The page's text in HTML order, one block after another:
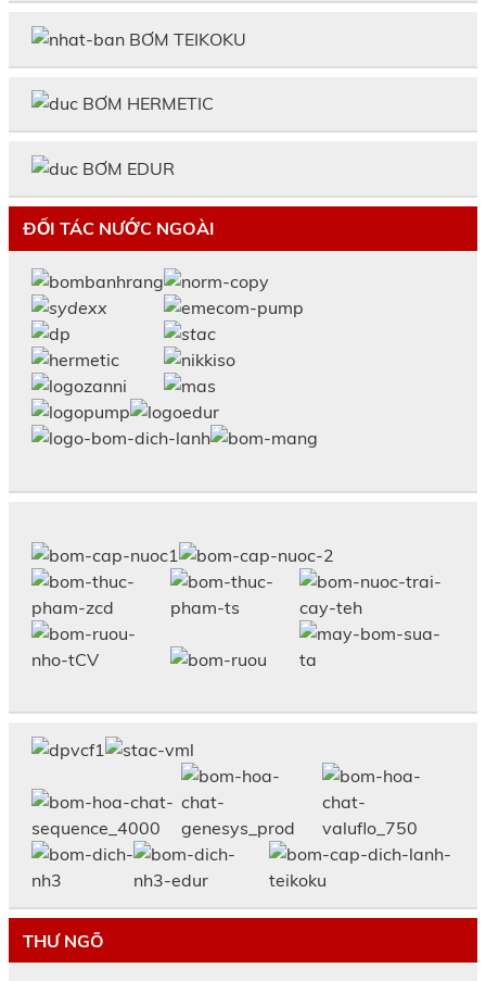
BƠM TEIKOKU
BƠM HERMETIC
BƠM EDUR
ĐỐI TÁC NƯỚC NGOÀI
THƯ NGÕ